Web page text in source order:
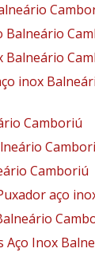
Balneário
Balneário
inox
Camboriú
Camboriú
aço
Aço Inox